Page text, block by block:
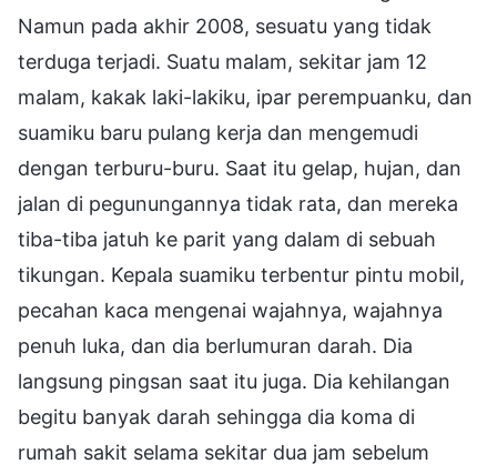
Namun pada akhir 2008, sesuatu yang tidak
terduga terjadi. Suatu malam, sekitar jam 12
malam, kakak laki-lakiku, ipar perempuanku, dan
suamiku baru pulang kerja dan mengemudi
dengan terburu-buru. Saat itu gelap, hujan, dan
jalan di pegunungannya tidak rata, dan mereka
tiba-tiba jatuh ke parit yang dalam di sebuah
tikungan. Kepala suamiku terbentur pintu mobil,
pecahan kaca mengenai wajahnya, wajahnya
penuh luka, dan dia berlumuran darah. Dia
langsung pingsan saat itu juga. Dia kehilangan
begitu banyak darah sehingga dia koma di
rumah sakit selama sekitar dua jam sebelum